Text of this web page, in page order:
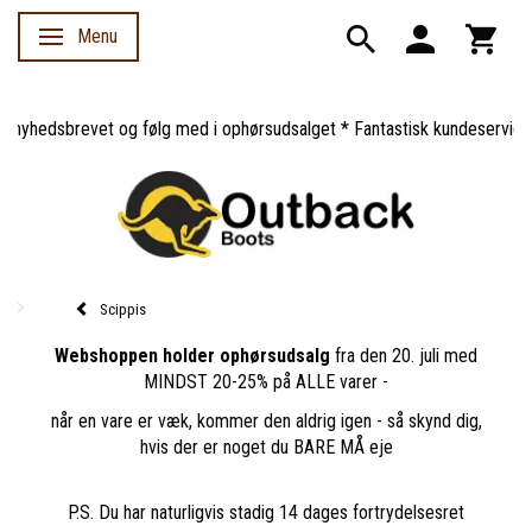
Skifte navigation
Menu
og følg med i ophørsudsalget * Fantastisk kundeservice *
Scippis
Webshoppen holder ophørsudsalg fra den 20. juli med
MINDST 20-25% på ALLE varer -
når en vare er væk, kommer den aldrig igen - så skynd dig,
hvis der er noget du BARE MÅ eje
P.S. Du har naturligvis stadig 14 dages fortrydelsesret